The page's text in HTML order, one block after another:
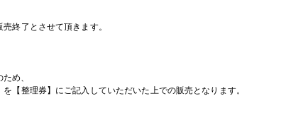
終了とさせて頂きます。
め、
【整理券】にご記入していただいた上での販売となります。